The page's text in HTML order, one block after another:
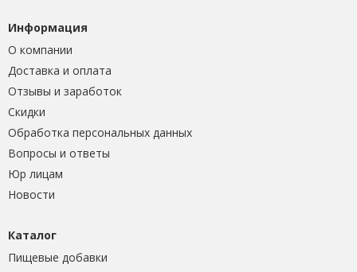
Информация
О компании
Доставка и оплата
Отзывы и заработок
Скидки
Обработка персональных данных
Вопросы и ответы
Юр лицам
Новости
Каталог
Пищевые добавки